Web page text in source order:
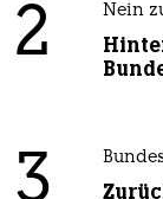
2 Nein
3